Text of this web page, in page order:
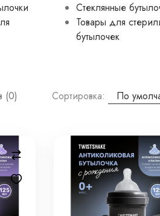
Стеклянные
Товары для
бутылочек
(0) Сортировка: